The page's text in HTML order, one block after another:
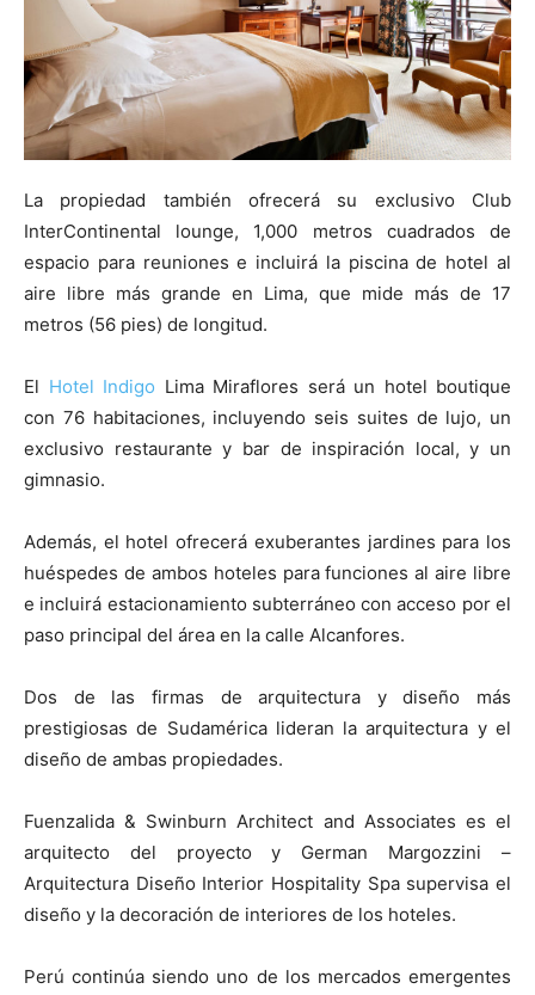
La propiedad también ofrecerá su exclusivo Club
InterContinental lounge, 1,000 metros cuadrados de
espacio para reuniones e incluirá la piscina de hotel al
aire libre más grande en Lima, que mide más de 17
metros (56 pies) de longitud.
El Hotel Indigo Lima Miraflores será un hotel boutique
con 76 habitaciones, incluyendo seis suites de lujo, un
exclusivo restaurante y bar de inspiración local, y un
gimnasio.
Además, el hotel ofrecerá exuberantes jardines para los
huéspedes de ambos hoteles para funciones al aire libre
e incluirá estacionamiento subterráneo con acceso por el
paso principal del área en la calle Alcanfores.
Dos de las firmas de arquitectura y diseño más
prestigiosas de Sudamérica lideran la arquitectura y el
diseño de ambas propiedades.
Fuenzalida & Swinburn Architect and Associates es el
arquitecto del proyecto y German Margozzini –
Arquitectura Diseño Interior Hospitality Spa supervisa el
diseño y la decoración de interiores de los hoteles.
Perú continúa siendo uno de los mercados emergentes